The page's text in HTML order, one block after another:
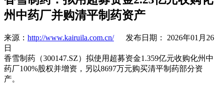
州中药厂并购清平制药资产
来源： http://www.kairuila.com.cn/发布日期： 2026年01月26
日
香雪制药（300147.SZ）拟使用超募资金1.359亿元收购化州中
药厂100%股权并增资，另以8697万元购买清平制药部分资
产。